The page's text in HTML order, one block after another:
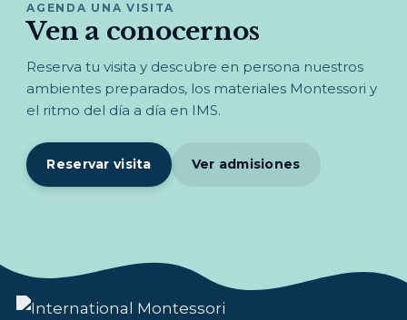
AGENDA UNA VISITA
Ven a conocernos
Reserva tu visita y descubre en persona nuestros
ambientes preparados, los materiales Montessori y
el ritmo del día a día en IMS.
Reservar visita Ver admisiones